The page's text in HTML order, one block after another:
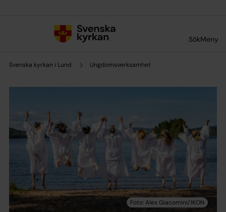
SökMeny
Svenska kyrkan i Lund Ungdomsverksamhet